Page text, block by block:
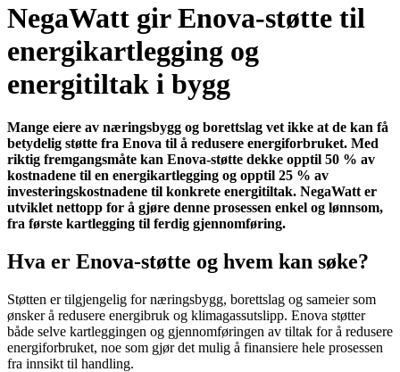
NegaWatt gir Enova-støtte til
energikartlegging og
energitiltak i bygg
Mange eiere av næringsbygg og borettslag vet ikke at de kan få
betydelig støtte fra Enova til å redusere energiforbruket. Med
riktig fremgangsmåte kan Enova-støtte dekke opptil 50 % av
kostnadene til en energikartlegging og opptil 25 % av
investeringskostnadene til konkrete energitiltak. NegaWatt er
utviklet nettopp for å gjøre denne prosessen enkel og lønnsom,
fra første kartlegging til ferdig gjennomføring.
Hva er Enova-støtte og hvem kan søke?
Støtten er tilgjengelig for næringsbygg, borettslag og sameier som
ønsker å redusere energibruk og klimagassutslipp. Enova støtter
både selve kartleggingen og gjennomføringen av tiltak for å redusere
energiforbruket, noe som gjør det mulig å finansiere hele prosessen
fra innsikt til handling.